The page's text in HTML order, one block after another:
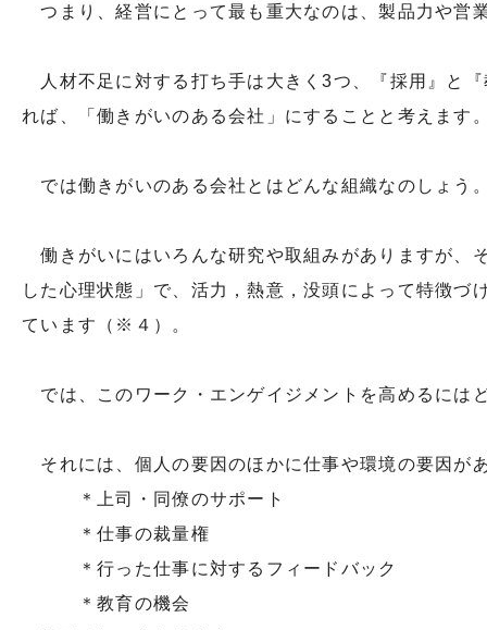
つまり、経営にとって最も重大なのは、製品力や営
人材不足に対する打ち手は大きく3つ、『採用』と
れば、「働きがいのある会社」にすることと考えます
では働きがいのある会社とはどんな組織なのしょう
働きがいにはいろんな研究や取組みがありますが、
した心理状態」で、活力，熱意，没頭によって特徴
ています（※４）。
では、このワーク・エンゲイジメントを高めるには
それには、個人の要因のほかに仕事や環境の要因が
＊上司・同僚のサポート
＊仕事の裁量権
＊行った仕事に対するフィードバック
＊教育の機会